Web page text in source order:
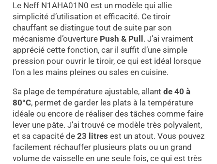
Le Neff N1AHA01N0 est un modèle qui allie
simplicité d’utilisation et efficacité. Ce tiroir
chauffant se distingue tout de suite par son
mécanisme d’ouverture Push & Pull . J’ai vraiment
apprécié cette fonction, car il suffit d’une simple
pression pour ouvrir le tiroir, ce qui est idéal lorsque
l’on a les mains pleines ou sales en cuisine.
Sa plage de température ajustable, allant de 40 à
80°C, permet de garder les plats à la température
idéale ou encore de réaliser des tâches comme faire
lever une pâte. J’ai trouvé ce modèle très polyvalent,
et sa capacité de23 litres est un atout. Vous pouvez
facilement réchauffer plusieurs plats ou un grand
volume de vaisselle en une seule fois, ce qui est très